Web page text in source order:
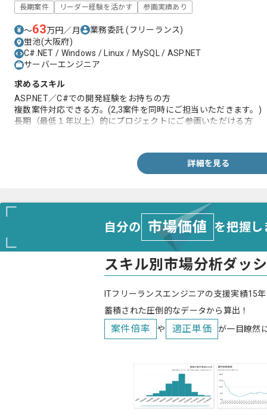
長期案件 リーダー経験を活かす 参画実績あり
〜63万円／月 業務委託(フリーランス)
蛍池(大阪府)
C#.NET / Windows / Linux / MySQL / ASP.NET
サーバーエンジニア
求めるスキル
ASP.NET／C#での開発経験をお持ちの方
複数案件対応できる方。(2,3案件を同時にご担当いただきます。)
長期（最低１年以上）的にプロジェクトにご参画いただける方
詳細を見る
自分の 市場価値 を把握
スキル別市場分析ダッ
ITフリーランスエンジニアの支援実績15
蓄積された圧倒的なデータから算出！
案件倍率 や 適正単価 が一目瞭然